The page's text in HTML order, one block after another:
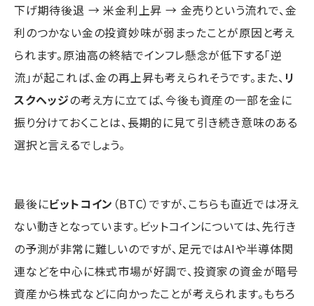
下げ期待後退 → 米金利上昇 → 金売りという流れで、金
利のつかない金の投資妙味が弱まったことが原因と考え
られます。原油高の終結でインフレ懸念が低下する「逆
流」が起これば、金の再上昇も考えられそうです。また、 リ
スクヘッジの考え方に立てば、今後も資産の一部を金に
振り分けておくことは、長期的に見て引き続き意味のある
選択と言えるでしょう。
最後にビットコイン （BTC）ですが、こちらも直近では冴え
ない動きとなっています。ビットコインについては、先行き
の予測が非常に難しいのですが、足元ではAIや半導体関
連などを中心に株式市場が好調で、投資家の資金が暗号
資産から株式などに向かったことが考えられます。もちろ